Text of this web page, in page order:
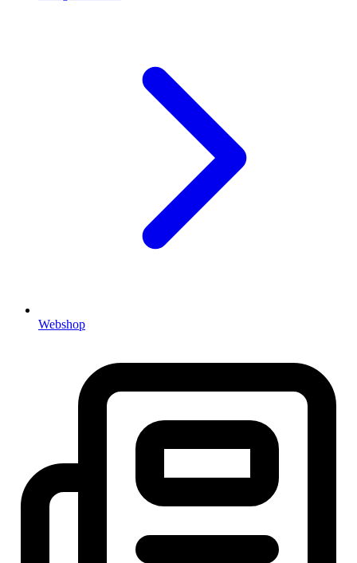
Webshop